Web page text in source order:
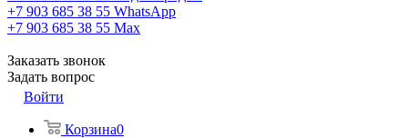
+7 903 685 38 55 WhatsApp
+7 903 685 38 55 Max
Заказать звонок
Задать вопрос
Войти
Корзина0